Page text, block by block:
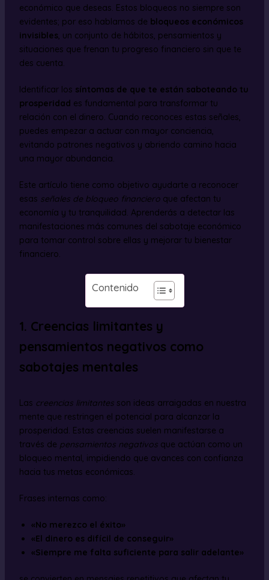
económico que deseas. Estos bloqueos no siempre son
evidentes; por eso hablamos de bloqueos económicos
invisibles, un conjunto de hábitos, pensamientos y
situaciones que frenan tu progreso financiero sin que te
des cuenta.
Identificar los síntomas de que te están saboteando tu
prosperidad es fundamental para transformar tu
relación con el dinero. Cuando reconoces estas señales,
puedes empezar a actuar con mayor conciencia,
evitando patrones negativos y abriendo camino hacia
una mayor abundancia.
Este artículo tiene como objetivo ayudarte a reconocer
esas señales de bloqueo financieroque afectan tu
economía y tu tranquilidad. Aprenderás a detectar las
manifestaciones más comunes del sabotaje económico
para tomar control sobre ellas y mejorar tu bienestar
financiero.
Contenido
1. Creencias limitantes y
pensamientos negativos como
sabotajes mentales
Las creencias limitantesson ideas arraigadas en nuestra
mente que restringen el potencial para alcanzar la
prosperidad. Estas creencias suelen manifestarse a
través de pensamientos negativosque actúan como un
bloqueo mental, impidiendo que avances con confianza
hacia tus metas económicas.
Frases internas como:
«No merezco el éxito»
«El dinero es difícil de conseguir»
«Siempre me falta suficiente para salir adelante»